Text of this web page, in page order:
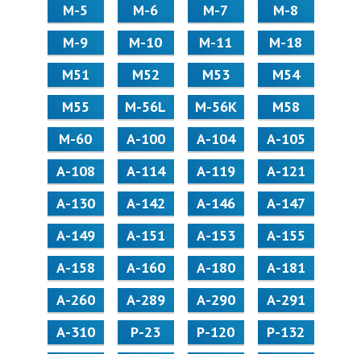
М-5
М-6 М-7
М-8
М-9
М-10 М-11
М-18
М51
М52 М53
М54
М55
M-56L M-56K
М58
M-60
А-100 А-104
А-105
А-108
А-114 А-119
А-121
А-130
А-142 А-146
А-147
А-149
А-151 А-153
А-155
А-158
А-160 А-180
А-181
А-260
А-289 А-290
А-291
А-310
Р-23 Р-120
Р-132